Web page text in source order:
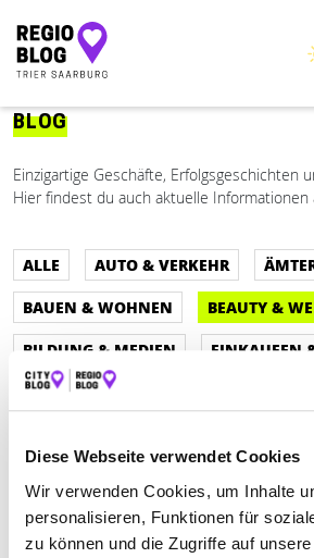
Diese Webseite verwendet Cookies
Wir verwenden Cookies, um Inhalte
personalisieren, Funktionen für
zu können und die Zugriffe auf
Hauptnavigation
BLOG
Einzigartige Geschäfte, Erfolgsgeschichten
Hier findest du auch aktuelle Informationen
ALLE AUTO & VERKEHR
BAUEN & WOHNEN
BEAUTY &
BILDUNG & MEDIEN
EINKAUFEN
ESSEN & TRINKEN